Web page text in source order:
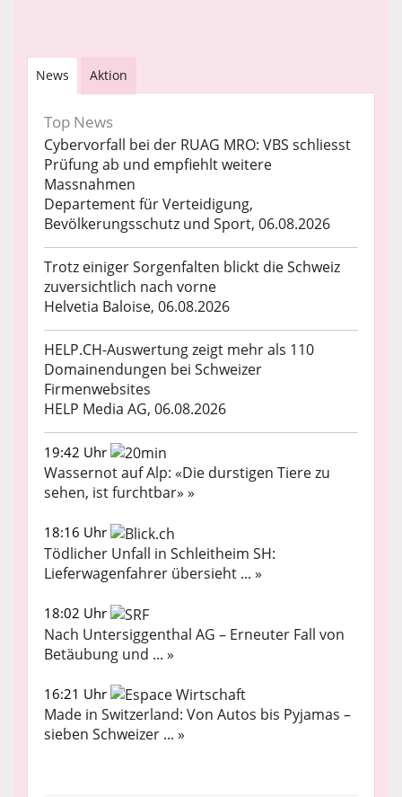
News Aktion
Top News
Cybervorfall bei der RUAG MRO: VBS schliesst
Prüfung ab und empfiehlt weitere
Massnahmen
Departement für Verteidigung,
Bevölkerungsschutz und Sport, 06.08.2026
Trotz einiger Sorgenfalten blickt die Schweiz
zuversichtlich nach vorne
Helvetia Baloise, 06.08.2026
HELP.CH-Auswertung zeigt mehr als 110
Domainendungen bei Schweizer
Firmenwebsites
HELP Media AG, 06.08.2026
19:42 Uhr
Wassernot auf Alp: «Die durstigen Tiere zu
sehen, ist furchtbar» »
18:16 Uhr
Tödlicher Unfall in Schleitheim SH:
Lieferwagenfahrer übersieht ... »
18:02 Uhr
Nach Untersiggenthal AG – Erneuter Fall von
Betäubung und ... »
16:21 Uhr
Made in Switzerland: Von Autos bis Pyjamas –
sieben Schweizer ... »